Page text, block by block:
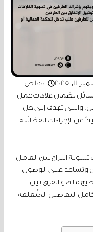
2025
10:00 ص
لضمان علاقات عمل
والتي تهدف إلى حل
عن الإجراءات القضائية
النزاع بين العامل
وتساعد على الوصول
ما هو الفرق بين
التفاصيل المُتعلقة